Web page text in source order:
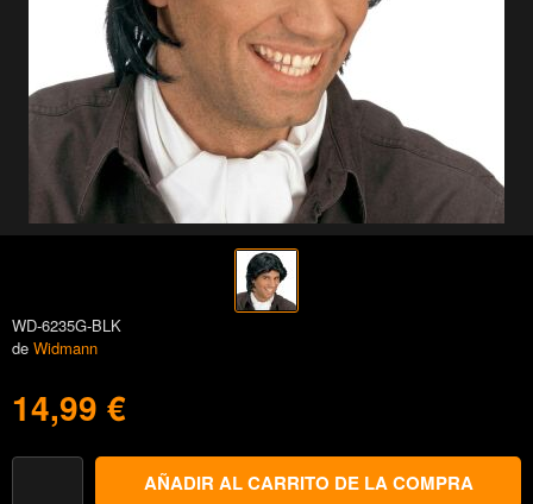
WD-6235G-BLK
de Widmann
14,99 €